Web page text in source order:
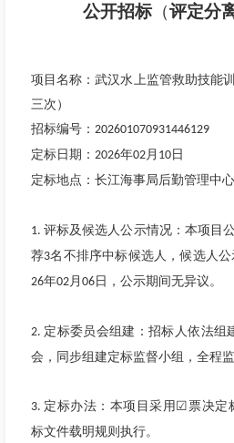
公开招标（评定分
项目名称：武汉水上监管救助技能
三次）
招标编号： 202601070931446129
定标日期： 2026年02月 10日
定标地点：长江海事局后勤管理中心
1. 评标及候选人公示情况：本项目
荐3名不排序中标候选人，候选人公
26年02月 06日，公示期间无异议。
2. 定标委员会组建：招标人依法组
会，同步组建定标监督小组，全程监
3. 定标办法：本项目采用☑票决定
标文件载明规则执行。